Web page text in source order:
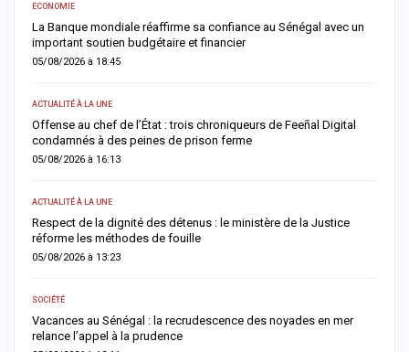
ECONOMIE
La Banque mondiale réaffirme sa confiance au Sénégal avec un
important soutien budgétaire et financier
05/08/2026 à 18:45
ACTUALITÉ À LA UNE
Offense au chef de l’État : trois chroniqueurs de Feeñal Digital
condamnés à des peines de prison ferme
05/08/2026 à 16:13
ACTUALITÉ À LA UNE
Respect de la dignité des détenus : le ministère de la Justice
réforme les méthodes de fouille
05/08/2026 à 13:23
SOCIÉTÉ
Vacances au Sénégal : la recrudescence des noyades en mer
relance l’appel à la prudence